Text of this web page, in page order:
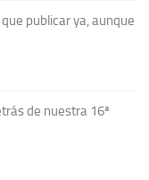
publicar ya, aunque
de nuestra 16ª